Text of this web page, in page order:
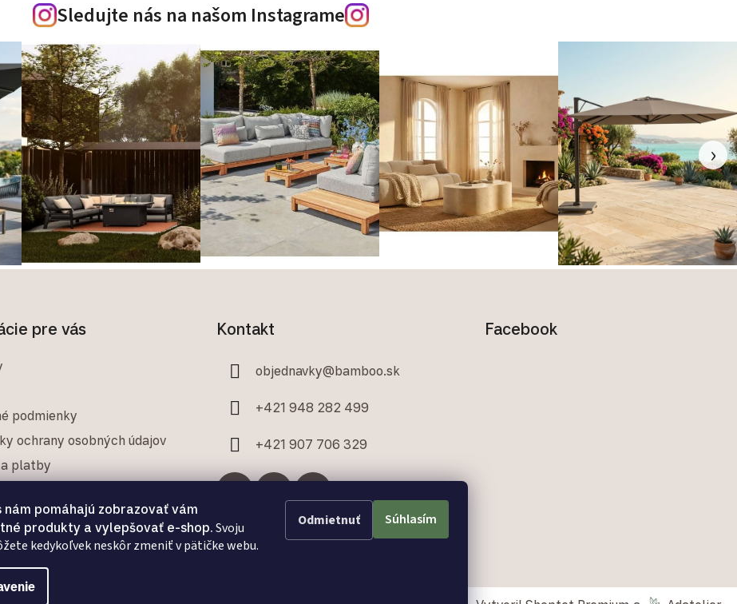
nám pomáhajú zobrazovať vám
produkty a vylepšovať e-shop. Svoju
kedykoľvek neskôr zmeniť v pätičke webu.
Odmietnuť Súhlasím
Sledujte nás na našom Instagrame
›
pre vás
podmienky
ochrany osobných údajov
platby
od zmluvy
Kontakt
objednavky@bamboo.sk
+421 948 282 499
+421 907 706 329
Facebook